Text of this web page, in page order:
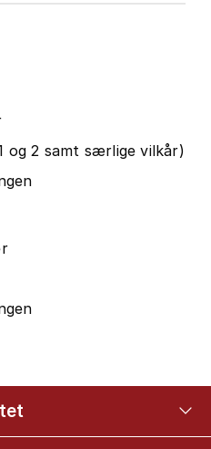
og 2 samt særlige vilkår)